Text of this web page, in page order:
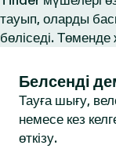
тауып, оларды
бөліседі. Төменде
Белсенді
Тауға шығу,
немесе кез
өткізу.